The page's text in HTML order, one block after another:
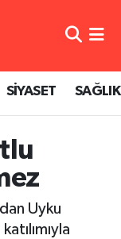
SİYASET SAĞLIK
Uyku